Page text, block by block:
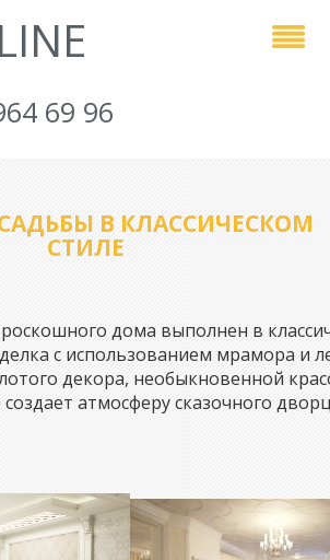
69 96
В КЛАССИЧЕСКОМ
СТИЛЕ
дома выполнен в
с использованием мрамора и
декора, необыкновенной
атмосферу сказочного